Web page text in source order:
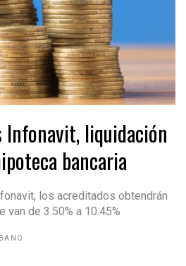
Infonavit, liquidación
bancaria
los acreditados obtendrán
de 3.50% a 10.45%